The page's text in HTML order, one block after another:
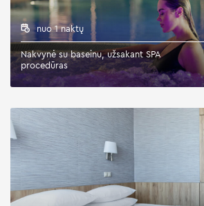
nuo 1 naktų
Nakvynė su baseinu, užsakant SPA
procedūras